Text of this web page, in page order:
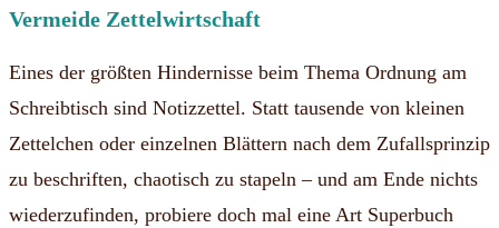
Vermeide Zettelwirtschaft
Eines der größten Hindernisse beim Thema Ordnung am
Schreibtisch sind Notizzettel. Statt tausende von kleinen
Zettelchen oder einzelnen Blättern nach dem Zufallsprinzip
zu beschriften, chaotisch zu stapeln – und am Ende nichts
wiederzufinden, probiere doch mal eine Art Superbuch